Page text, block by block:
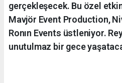
gerçekleşecek. Bu özel
Mavjör Event Production,
Ronın Events üstleniyor.
unutulmaz bir gece